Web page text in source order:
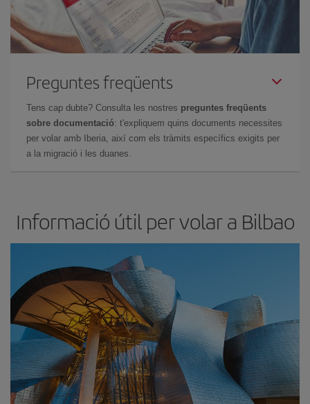
Preguntes freqüents
Tens cap dubte? Consulta les nostres preguntes freqüents
sobre documentació: t'expliquem quins documents necessites
per volar amb Iberia, així com els tràmits específics exigits per
a la migració i les duanes.
Informació útil per volar a Bilbao